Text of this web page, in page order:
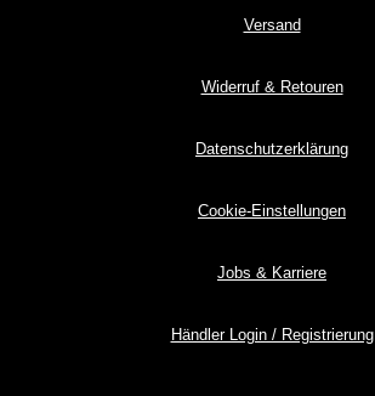
Versand
Widerruf & Retouren
Datenschutzerklärung
Cookie-Einstellungen
Jobs & Karriere
Händler Login / Registrierung